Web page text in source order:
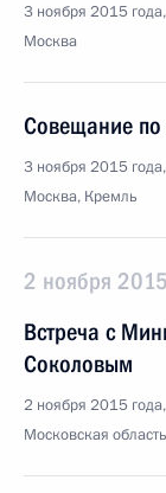
3 ноября 2015
Москва
Совещание по
3 ноября 2015
Москва, Кремль
2 ноября
Встреча с
Соколовым
2 ноября 2015
Московская